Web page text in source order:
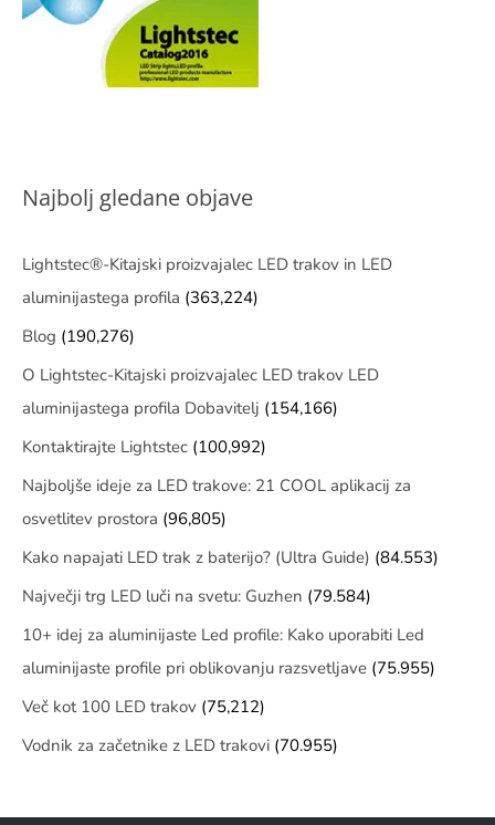
Najbolj gledane objave
Lightstec®-Kitajski proizvajalec LED trakov in LED
aluminijastega profila (363,224)
Blog (190,276)
O Lightstec-Kitajski proizvajalec LED trakov LED
aluminijastega profila Dobavitelj (154,166)
Kontaktirajte Lightstec (100,992)
Najboljše ideje za LED trakove: 21 COOL aplikacij za
osvetlitev prostora (96,805)
Kako napajati LED trak z baterijo? (Ultra Guide) (84.553)
Največji trg LED luči na svetu: Guzhen (79.584)
10+ idej za aluminijaste Led profile: Kako uporabiti Led
aluminijaste profile pri oblikovanju razsvetljave (75.955)
Več kot 100 LED trakov (75,212)
Vodnik za začetnike z LED trakovi (70.955)